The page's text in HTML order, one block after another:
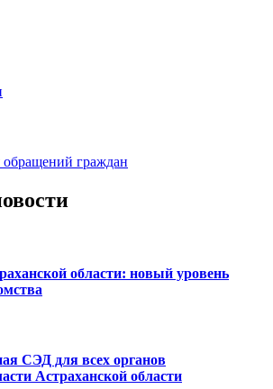
граждан
области: новый уровень
СЭД для всех органов
Астраханской области